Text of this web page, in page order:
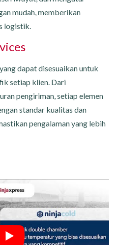
mudah, memberikan
logistik.
dapat disesuaikan untuk
setiap klien. Dari
pengiriman, setiap elemen
standar kualitas dan
pengalaman yang lebih